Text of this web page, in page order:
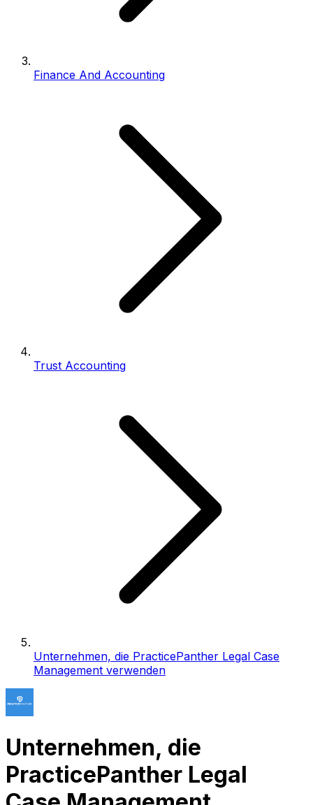
Finance And Accounting
Trust Accounting
Unternehmen, die PracticePanther Legal Case
Management verwenden
Unternehmen, die
PracticePanther Legal